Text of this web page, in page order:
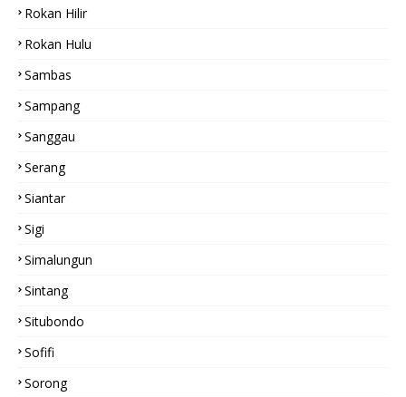
Rokan Hilir
Rokan Hulu
Sambas
Sampang
Sanggau
Serang
Siantar
Sigi
Simalungun
Sintang
Situbondo
Sofifi
Sorong